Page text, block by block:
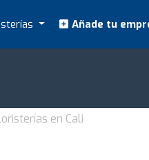
Añade tu
en Cali